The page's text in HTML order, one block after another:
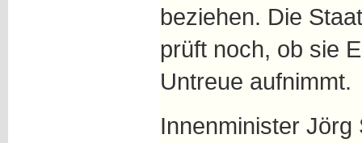
beziehen. Die
prüft noch, ob sie
Untreue aufnimmt.
Innenminister